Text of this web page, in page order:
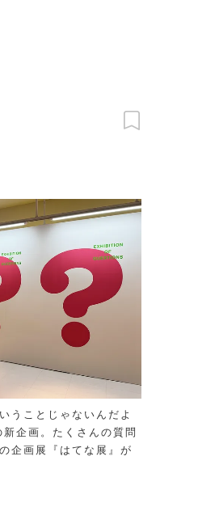
うことじゃないんだよ
企画。たくさんの質問
企画展『はてな展』が